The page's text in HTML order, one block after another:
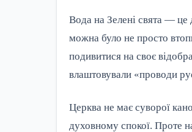
Вода на Зелені свята — це
можна було не просто
подивитися на своє
влаштовували «проводи
Церква не має суворої
духовному спокої. Проте